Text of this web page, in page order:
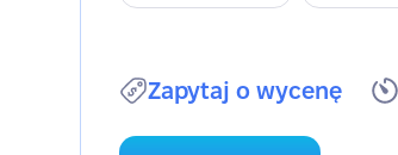
Zapytaj o wycenę